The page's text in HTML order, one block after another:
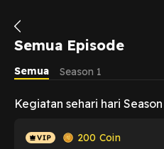
Semua Episode
Semua
Season 1
Kegiatan sehari hari Season
200 Coin